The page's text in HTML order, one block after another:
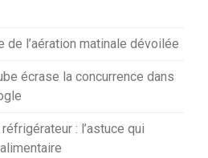
de l’aération matinale dévoilée
écrase la concurrence dans
: l’astuce qui